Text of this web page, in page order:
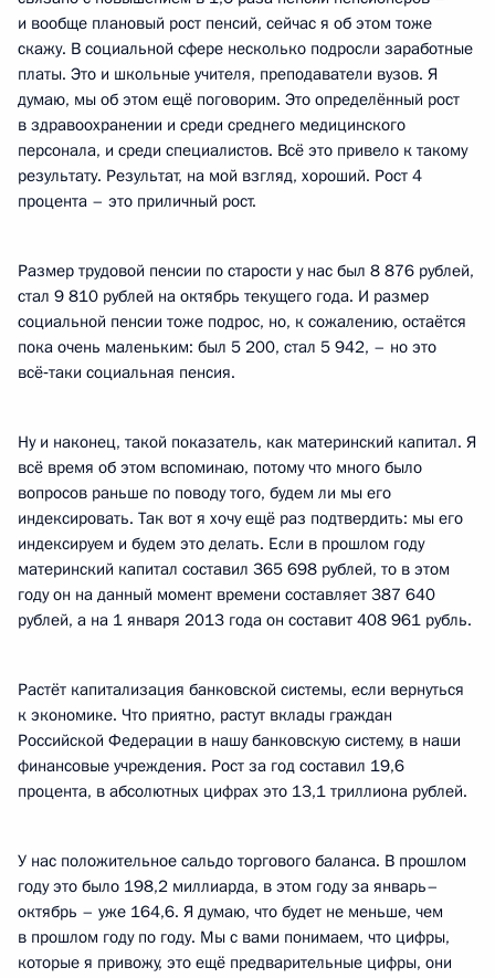
и вообще плановый рост пенсий, сейчас я об этом тоже
скажу. В социальной сфере несколько подросли заработные
платы. Это и школьные учителя, преподаватели вузов. Я
думаю, мы об этом ещё поговорим. Это определённый рост
в здравоохранении и среди среднего медицинского
персонала, и среди специалистов. Всё это привело к такому
результату. Результат, на мой взгляд, хороший. Рост 4
процента – это приличный рост.
Размер трудовой пенсии по старости у нас был 8 876 рублей,
стал 9 810 рублей на октябрь текущего года. И размер
социальной пенсии тоже подрос, но, к сожалению, остаётся
пока очень маленьким: был 5 200, стал 5 942, – но это
всё‑таки социальная пенсия.
Ну и наконец, такой показатель, как материнский капитал. Я
всё время об этом вспоминаю, потому что много было
вопросов раньше по поводу того, будем ли мы его
индексировать. Так вот я хочу ещё раз подтвердить: мы его
индексируем и будем это делать. Если в прошлом году
материнский капитал составил 365 698 рублей, то в этом
году он на данный момент времени составляет 387 640
рублей, а на 1 января 2013 года он составит 408 961 рубль.
Растёт капитализация банковской системы, если вернуться
к экономике. Что приятно, растут вклады граждан
Российской Федерации в нашу банковскую систему, в наши
финансовые учреждения. Рост за год составил 19,6
процента, в абсолютных цифрах это 13,1 триллиона рублей.
У нас положительное сальдо торгового баланса. В прошлом
году это было 198,2 миллиарда, в этом году за январь–
октябрь – уже 164,6. Я думаю, что будет не меньше, чем
в прошлом году по году. Мы с вами понимаем, что цифры,
которые я привожу, это ещё предварительные цифры, они